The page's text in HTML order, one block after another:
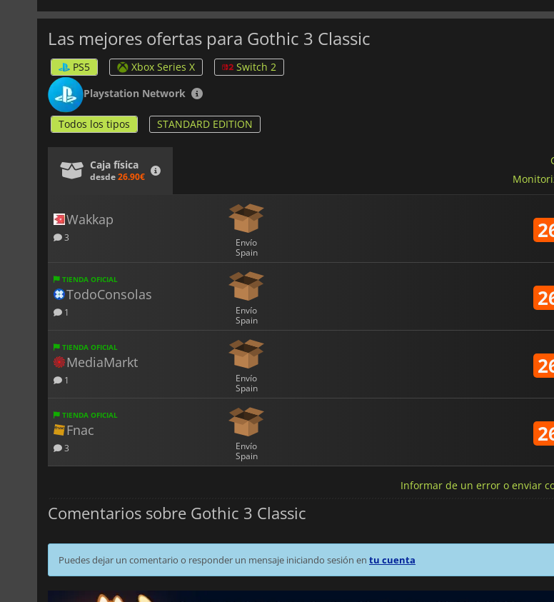
Las mejores ofertas para Gothic 3 Classic
PS5 Xbox Series X
Switch 2
Playstation Network
Todos los tipos STANDARD EDITION
Caja física
desde26.90€
Wakkap
3
Envío
Spain
TIENDA OFICIAL
TodoConsolas
1
Envío
Spain
TIENDA OFICIAL
MediaMarkt
1
Envío
Spain
TIENDA OFICIAL
Fnac
3
Envío
Spain
Informar de un error o enviar
Comentarios sobre Gothic 3 Classic
Puedes dejar un comentario o responder un mensaje iniciando sesión en tu cuenta